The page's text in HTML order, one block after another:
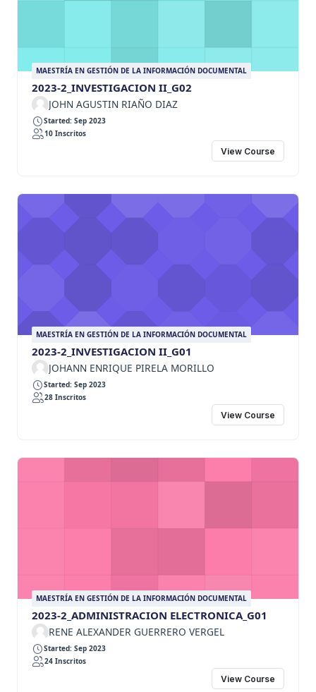
MAESTRÍA EN GESTIÓN DE LA INFORMACIÓN DOCUMENTAL
2023-2_INVESTIGACION II_G02
JOHN AGUSTIN RIAÑO DIAZ
Started: Sep 2023
10 Inscritos
View Course
MAESTRÍA EN GESTIÓN DE LA INFORMACIÓN DOCUMENTAL
2023-2_INVESTIGACION II_G01
JOHANN ENRIQUE PIRELA MORILLO
Started: Sep 2023
28 Inscritos
View Course
MAESTRÍA EN GESTIÓN DE LA INFORMACIÓN DOCUMENTAL
2023-2_ADMINISTRACION ELECTRONICA_G01
RENE ALEXANDER GUERRERO VERGEL
Started: Sep 2023
24 Inscritos
View Course